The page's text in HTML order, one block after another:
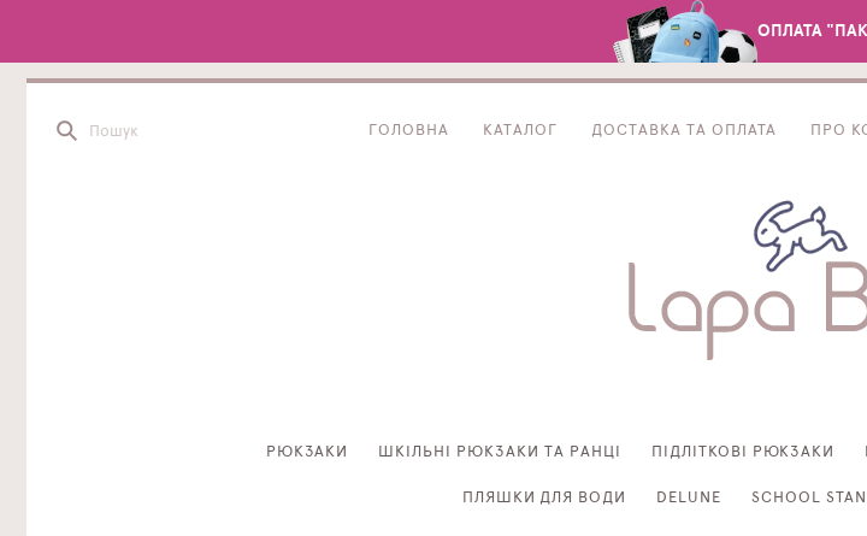
ОПЛАТА
ГОЛОВНА КАТАЛОГ ДОСТАВКА ТА ОПЛАТА ПРО
РЮКЗАКИ ШКІЛЬНІ РЮКЗАКИ ТА РАНЦІ ПІДЛІТКОВІ РЮКЗАКИ
ПЛЯШКИ ДЛЯ ВОДИ DELUNE SCHOOL